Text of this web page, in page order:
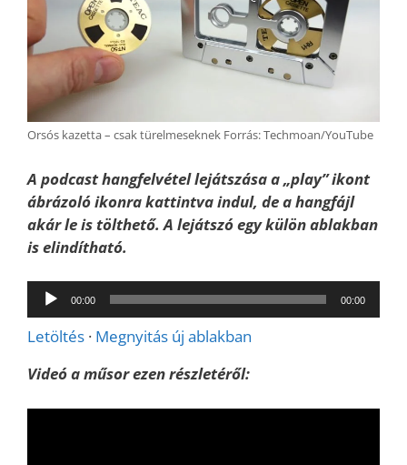
Orsós kazetta – csak türelmeseknek Forrás: Techmoan/YouTube
A podcast hangfelvétel lejátszása a „play” ikont
ábrázoló ikonra kattintva indul, de a hangfájl
akár le is tölthető. A lejátszó egy különablakban
is elindítható.
Audió
lejátszó
00:00 00:00
Letöltés · Megnyitás új ablakban
Videó a műsor ezen részletéről: